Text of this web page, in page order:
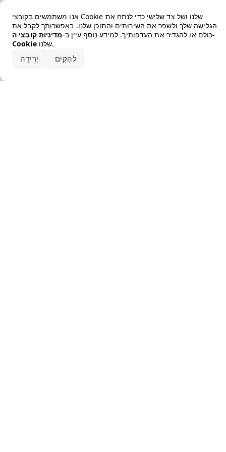
אנו משתמשים בקובצי Cookie שלנו ושל צד שלישי כדי לנתח את
הגלישה שלך ולשפר את השירותים והתוכן שלנו. באפשרותך לקבל את
כולם או להגדיר את העדפותיך. למידע נוסף עיין ב-מדיניות קובצי ה-
Cookie
שלנו.
יְרִידָה לְהַקִים
Error loading the brand